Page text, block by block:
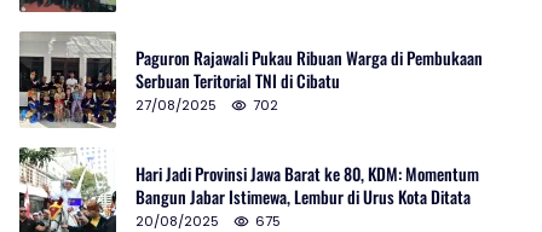
Paguron Rajawali Pukau Ribuan Warga di Pembukaan
Serbuan Teritorial TNI di Cibatu
27/08/2025 702
Hari Jadi Provinsi Jawa Barat ke 80, KDM: Momentum
Bangun Jabar Istimewa, Lembur di Urus Kota Ditata
20/08/2025 675